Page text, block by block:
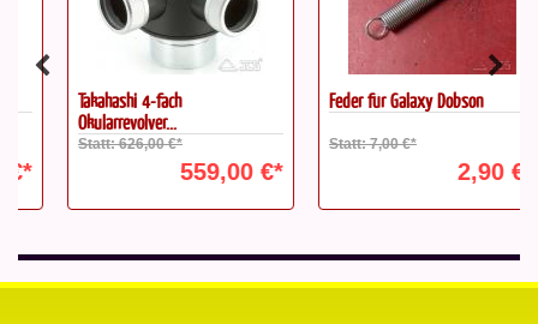
Takahashi 4-fach
Okularrevolver...
Statt: 626,00 €*
559,00 €*
Feder für Galaxy Dobson
Statt: 7,00 €*
2,90 €*